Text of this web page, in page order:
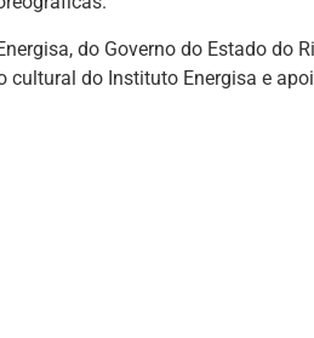
do Governo do Estado do
cultural do Instituto Energisa e